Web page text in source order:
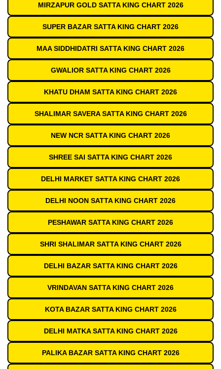
MIRZAPUR GOLD SATTA KING CHART 2026
SUPER BAZAR SATTA KING CHART 2026
MAA SIDDHIDATRI SATTA KING CHART 2026
GWALIOR SATTA KING CHART 2026
KHATU DHAM SATTA KING CHART 2026
SHALIMAR SAVERA SATTA KING CHART 2026
NEW NCR SATTA KING CHART 2026
SHREE SAI SATTA KING CHART 2026
DELHI MARKET SATTA KING CHART 2026
DELHI NOON SATTA KING CHART 2026
PESHAWAR SATTA KING CHART 2026
SHRI SHALIMAR SATTA KING CHART 2026
DELHI BAZAR SATTA KING CHART 2026
VRINDAVAN SATTA KING CHART 2026
KOTA BAZAR SATTA KING CHART 2026
DELHI MATKA SATTA KING CHART 2026
PALIKA BAZAR SATTA KING CHART 2026